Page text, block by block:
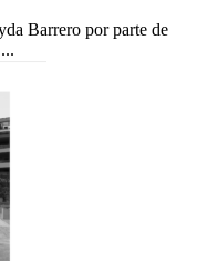
Barrero por parte de